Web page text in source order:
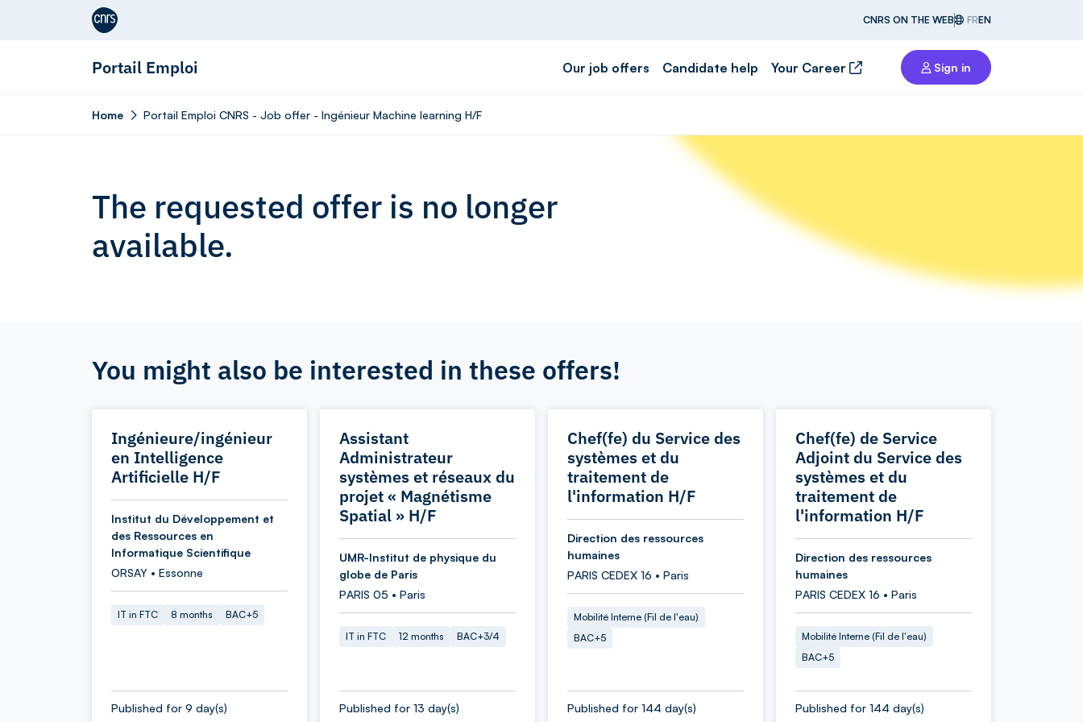
Aller au contenu
CNRS ON THE WEB FREN
Portail Emploi Our job offers Candidate help Your Career Sign in
Home Portail Emploi CNRS - Job offer - Ingénieur Machine learning H/F
The requested offer is no longer
available.
You might also be interested in these offers!
Ingénieure/ingénieur
en Intelligence
Artificielle H/F
Institut du Développement et
des Ressources en
Informatique Scientifique
ORSAY • Essonne
IT in FTC 8 months BAC+5
Published for 9 day(s)
Assistant
Administrateur
systèmes et réseaux du
projet « Magnétisme
Spatial » H/F
UMR-Institut de physique du
globe de Paris
PARIS 05 • Paris
IT in FTC 12 months BAC+3/4
Published for 13 day(s)
Chef(fe) du Service des
systèmes et du
traitement de
l'information H/F
Direction des ressources
humaines
PARIS CEDEX 16 • Paris
Mobilité Interne (Fil de l'eau)
BAC+5
Published for 144 day(s)
Chef(fe) de Service
Adjoint du Service des
systèmes et du
traitement de
l'information H/F
Direction des ressources
humaines
PARIS CEDEX 16 • Paris
Mobilité Interne (Fil de l'eau)
BAC+5
Published for 144 day(s)